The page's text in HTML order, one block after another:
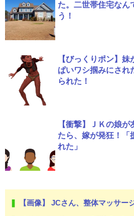
た。二世帯住宅なん
う！
【びっくりポン】
ぱいワシ掴みにされ
られた！
【衝撃】ＪＫの娘
たら、嫁が発狂！「
れた」
【画像】 JCさん、整体マッサージ中におっ〇い丸見え放送事